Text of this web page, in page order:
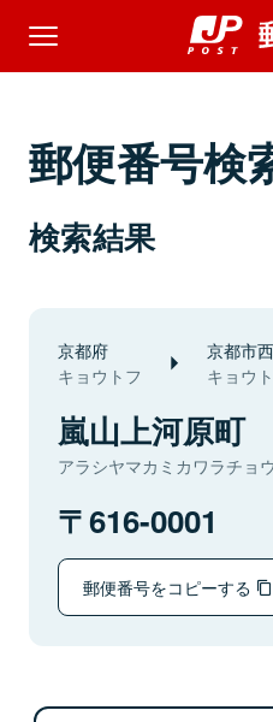
郵便番号検
検索結果
京都府
キョウトフ
京都市
キョウ
嵐山上河原町
アラシヤマカミカワラチョウ
616-0001
郵便番号をコピーする